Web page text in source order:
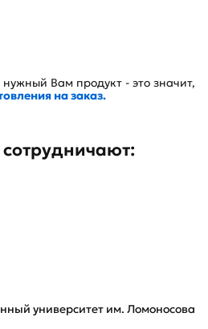
Вам продукт - это значит,
на заказ.
университет им. Ломоносова